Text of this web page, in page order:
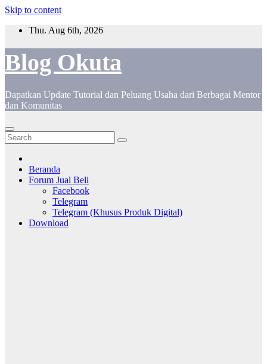
Skip to content
Thu. Aug 6th, 2026
Blog Okuta
Dapatkan Update Tutorial dan Peluang Usaha dari Berbagai Mentor
dan Komunitas
Beranda
Forum Jual Beli
Facebook
Telegram
Telegram (Khusus Produk Digital)
Download